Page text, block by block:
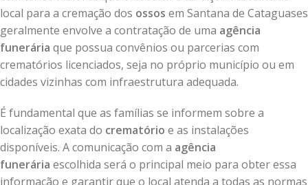
local para a cremação dos ossos em Santana de Cataguases
geralmente envolve a contratação de uma agência
funerária que possua convênios ou parcerias com
crematórios licenciados, seja no próprio município ou em
cidades vizinhas com infraestrutura adequada.
É fundamental que as famílias se informem sobre a
localização exata do crematório e as instalações
disponíveis. A comunicação com a agência
funerária escolhida será o principal meio para obter essa
informação e garantir que o local atenda a todas as normas